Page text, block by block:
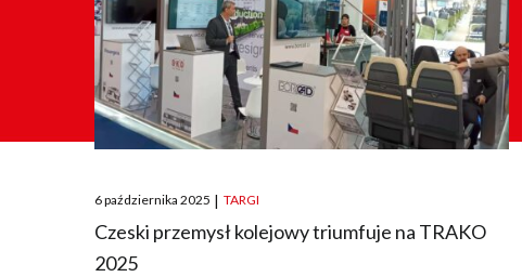
Posted
on
6 października 2025 | TARGI
Czeski przemysł kolejowy triumfuje na TRAKO
2025